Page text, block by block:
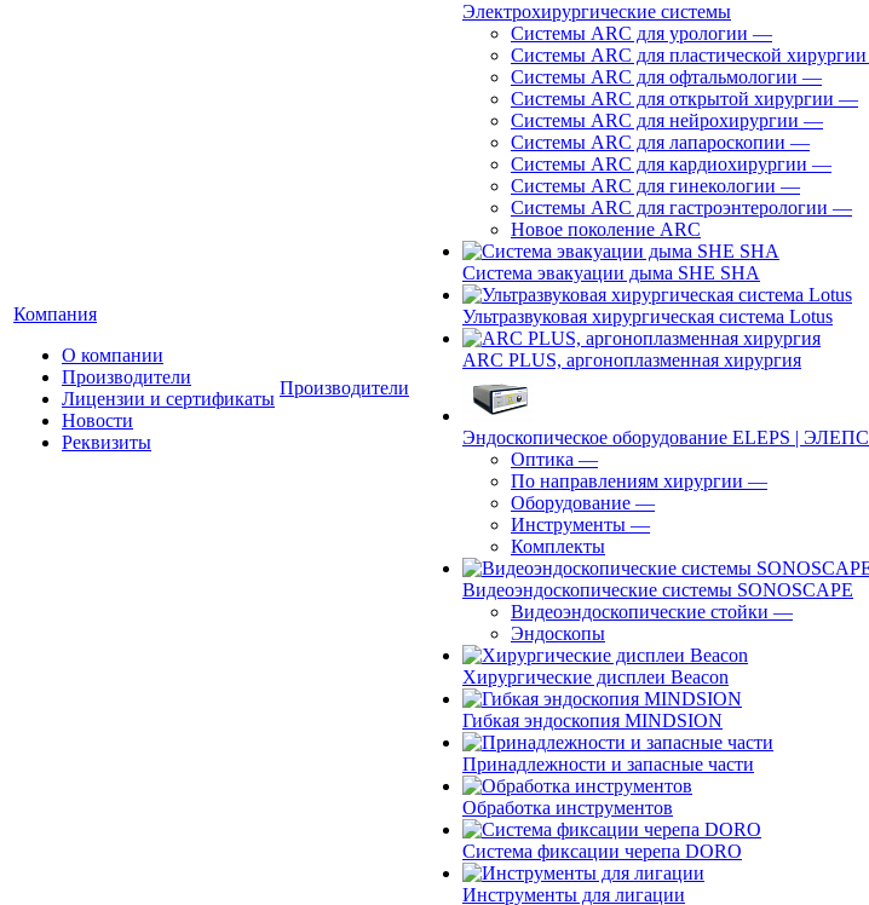
Компания
О компании
Производители
Лицензии и сертификаты
Новости
Реквизиты
Производители
Электрохирургические системы
Системы ARC для урологии —
Системы ARC для пластической хирургии
Системы ARC для офтальмологии —
Системы ARC для открытой хирургии —
Системы ARC для нейрохирургии —
Системы ARC для лапароскопии —
Системы ARC для кардиохирургии —
Системы ARC для гинекологии —
Системы ARC для гастроэнтерологии —
Новое поколение ARC
Система эвакуации дыма SHE SHA
Ультразвуковая хирургическая система Lotus
ARC PLUS, аргоноплазменная хирургия
Эндоскопическое оборудование ELEPS | ЭЛЕПС
Оптика —
По направлениям хирургии —
Оборудование —
Инструменты —
Комплекты
Видеоэндоскопические системы SONOSCAPE
Видеоэндоскопические стойки —
Эндоскопы
Хирургические дисплеи Beacon
Гибкая эндоскопия MINDSION
Принадлежности и запасные части
Обработка инструментов
Система фиксации черепа DORO
Инструменты для лигации